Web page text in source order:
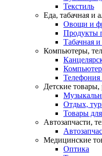
Текстиль
Еда, табачная и
Овощи и
Продукты
Табачная
Компьютеры,
Телефония
Детские товары,
Отдых,
Товары
Автозапчасти,
Медицинские
Оптика